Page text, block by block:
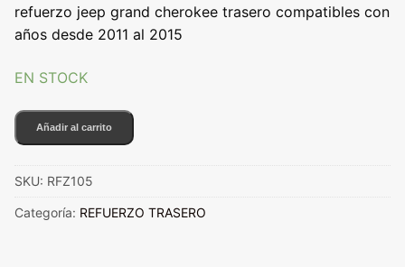
refuerzo jeep grand cherokee trasero compatibles con
años desde 2011 al 2015
EN STOCK
REFUERZO
JEEP
CHEROKEE
TRASERO
Añadir al carrito
SKU: RFZ105
Categoría: REFUERZO TRASERO